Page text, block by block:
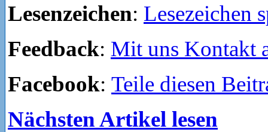
Lesenzeichen: Lesezeichen
Feedback: Mit uns Kontakt
Facebook: Teile diesen
Nächsten Artikel lesen